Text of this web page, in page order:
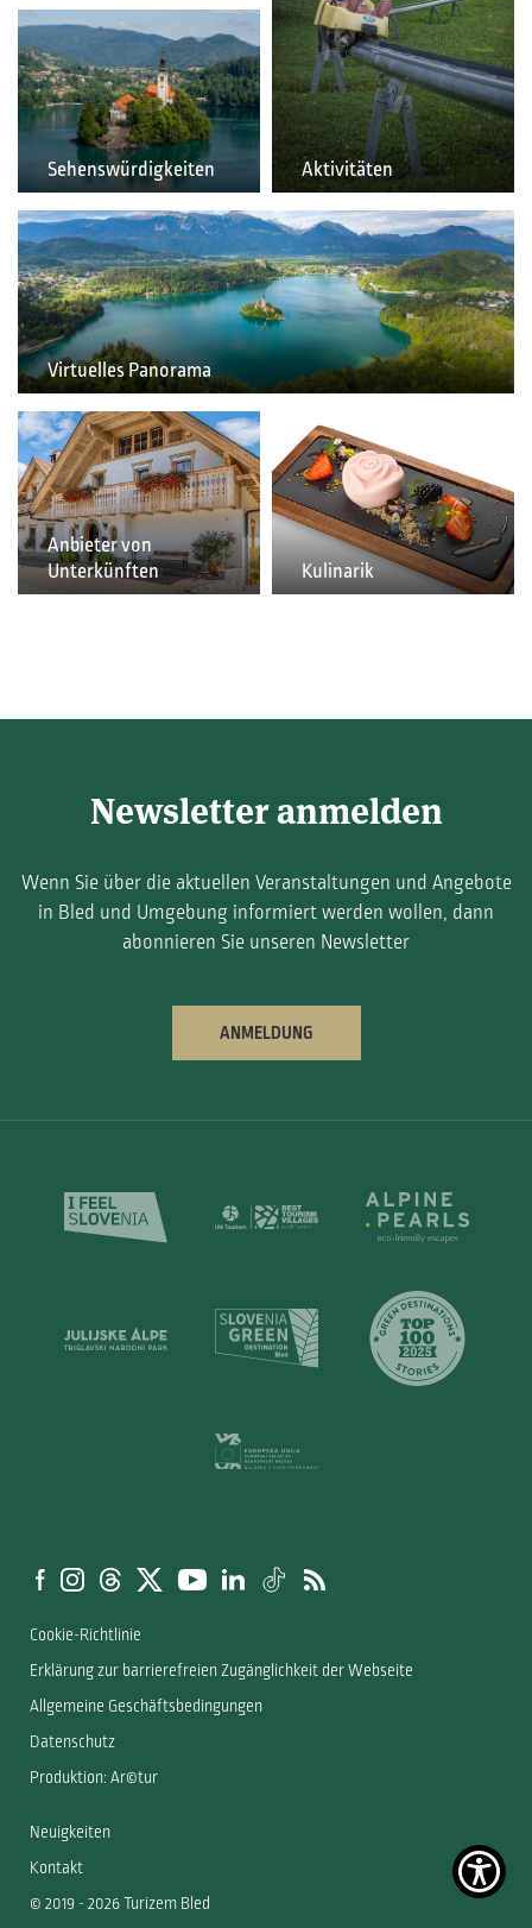
Sehenswürdigkeiten Aktivitäten
Virtuelles Panorama
Anbieter von
Unterkünften
Kulinarik
Newsletter anmelden
Wenn Sie über die aktuellen Veranstaltungen und Angebote
in Bled und Umgebung informiert werden wollen, dann
abonnieren Sie unseren Newsletter
ANMELDUNG
© 2019 - 2026 Turizem Bled
Kontakt
Neuigkeiten
Cookie-Richtlinie
Erklärung zur barrierefreien Zugänglichkeit der Webseite
Allgemeine Geschäftsbedingungen
Datenschutz
Produktion: Ar©tur